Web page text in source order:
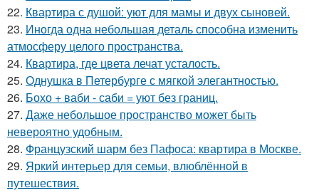
22. Квартира с душой: уют для мамы и двух сыновей.
23. Иногда одна небольшая деталь способна изменить
атмосферу целого пространства.
24. Квартира, где цвета лечат усталость.
25. Однушка в Петербурге с мягкой элегантностью.
26. Бохо + ваби - саби = уют без границ.
27. Даже небольшое пространство может быть
невероятно удобным.
28. Французский шарм без Пафоса: квартира в Москве.
29. Яркий интерьер для семьи, влюблённой в
путешествия.